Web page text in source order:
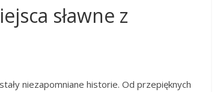
sławne z
niezapomniane historie. Od przepięknych